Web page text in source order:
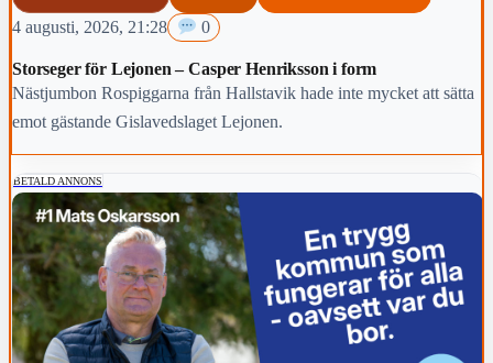
4 augusti, 2026, 21:28 0
Storseger för Lejonen – Casper Henriksson i form
Nästjumbon Rospiggarna från Hallstavik hade inte mycket att sätta
emot gästande Gislavedslaget Lejonen.
BETALD ANNONS